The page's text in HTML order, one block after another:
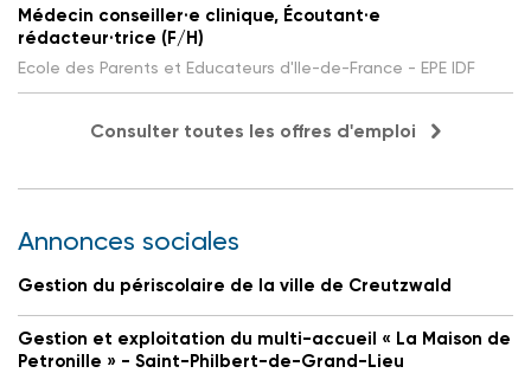
Médecin conseiller·e clinique, Écoutant·e
rédacteur·trice (F/H)
Ecole des Parents et Educateurs d'Ile-de-France - EPE IDF
Consulter toutes les offres d'emploi
Annonces sociales
Gestion du périscolaire de la ville de Creutzwald
Gestion et exploitation du multi-accueil « La Maison de
Petronille » - Saint-Philbert-de-Grand-Lieu